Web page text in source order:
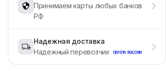
Принимаем карты любых банков
РФ
Надежная доставка
Надежный перевозчик